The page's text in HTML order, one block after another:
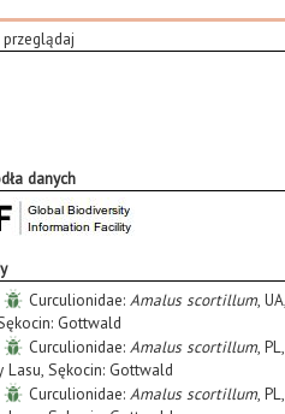
przeglądaj
danych
Curculionidae: Amalus scortillum,
Gottwald
Curculionidae: Amalus scortillum,
Lasu, Sękocin: Gottwald
Curculionidae: Amalus scortillum,